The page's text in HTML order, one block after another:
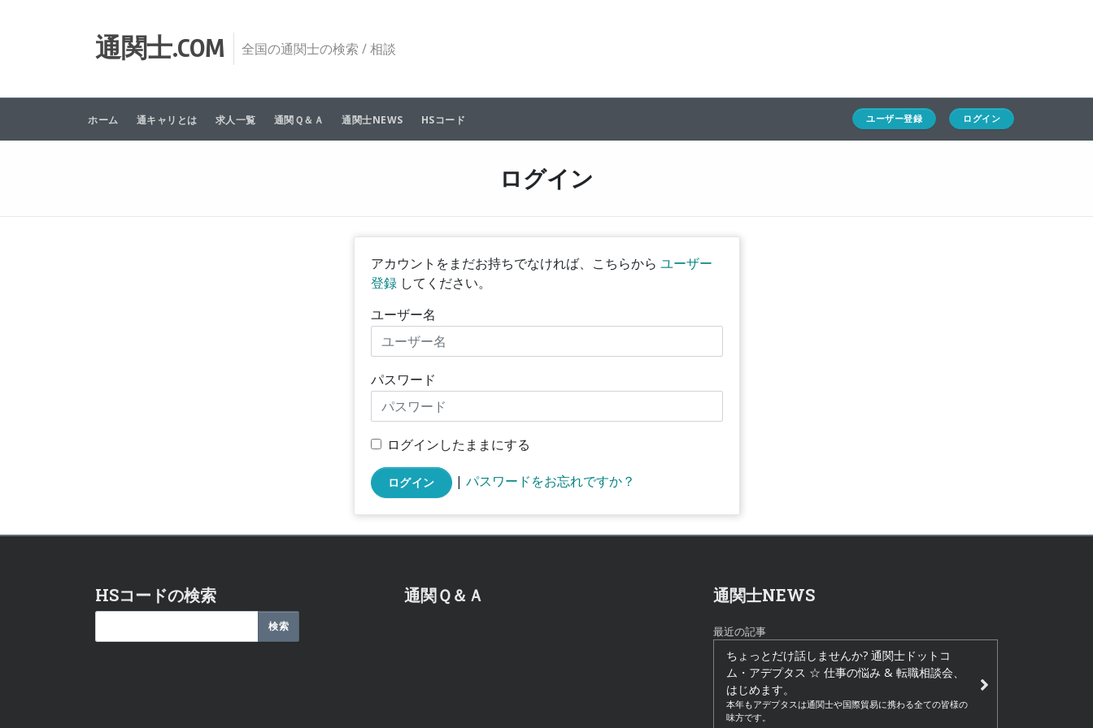
通関士.COM 全国の通関士の検索 / 相談
ホーム 通キャリとは 求人一覧 通関Ｑ＆Ａ 通関士NEWS HSコード ユーザー登録 ログイン
ログイン
アカウントをまだお持ちでなければ、こちらから ユーザー
登録してください。
ユーザー名
パスワード
ログインしたままにする
ログイン | パスワードをお忘れですか？
HSコードの検索 通関Ｑ＆Ａ 通関士NEWS
最近の記事
ちょっとだけ話しませんか? 通関士ドットコ
ム・アデプタス ☆ 仕事の悩み & 転職相談会、
はじめます。
本年もアデプタスは通関士や国際貿易に携わる全ての皆様の
味方です。
求人一覧
通関Ｑ＆Ａ